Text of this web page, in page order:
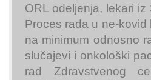
ORL odeljenja, lekari
Proces rada u ne-
na minimum odnosno
slučajevi i onkološki
rad Zdravstvenog